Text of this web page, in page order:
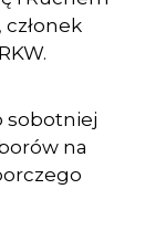
sobotniej
na